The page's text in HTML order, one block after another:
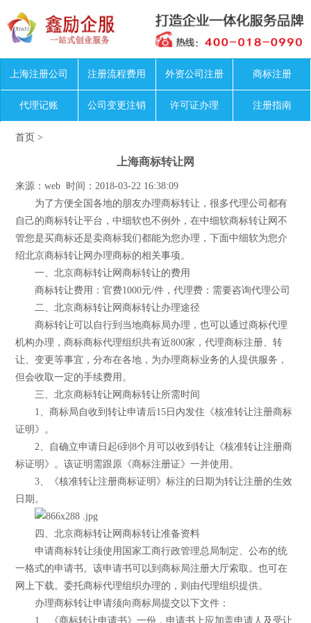
上海注册公司 注册流程费用 外资公司注册 商标注册
代理记账 公司变更注销 许可证办理 注册指南
首页 >
上海商标转让网
来源：web 时间：2018-03-22 16:38:09
为了方便全国各地的朋友办理商标转让，很多代理公司都有
自己的商标转让平台，中细软也不例外，在中细软商标转让网不
管您是买商标还是卖商标我们都能为您办理，下面中细软为您介
绍北京商标转让网办理商标的相关事项。
一、北京商标转让网商标转让的费用
商标转让费用：官费1000元/件，代理费：需要咨询代理公司
二、北京商标转让网商标转让办理途径
商标转让可以自行到当地商标局办理，也可以通过商标代理
机构办理，商标商标代理组织共有近800家，代理商标注册、转
让、变更等事宜，分布在各地，为办理商标业务的人提供服务，
但会收取一定的手续费用。
三、北京商标转让网商标转让所需时间
1、商标局自收到转让申请后15日内发住《核准转让注册商标
证明》。
2、自确立申请日起6到8个月可以收到转让《核准转让注册商
标证明》。该证明需跟原《商标注册证》一并使用。
3、《核准转让注册商标证明》标注的日期为转让注册的生效
日期。
四、北京商标转让网商标转让准备资料
申请商标转让须使用国家工商行政管理总局制定、公布的统
一格式的申请书。该申请书可以到商标局注册大厅索取。也可在
网上下载。委托商标代理组织办理的，则由代理组织提供。
办理商标转让申请须向商标局提交以下文件：
1、《商标转让申请书》一份，申请书上应加盖申请人及受让